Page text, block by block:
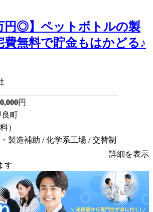
円◎】ペットボトルの製
費無料で貯金もはかどる♪
円
良町
）
製造補助 / 化学系工場 / 交替制
詳細を表示
す